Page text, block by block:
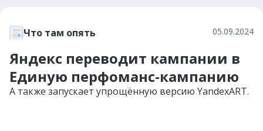
Что там опять 05.09.2024
Яндекс переводит кампании в
Единую перфоманс-кампанию
А также запускает упрощённую версию YandexART.